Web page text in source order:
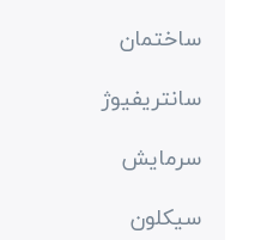
ساختمان
سانتریفیوژ
سرمایش
سیکلون